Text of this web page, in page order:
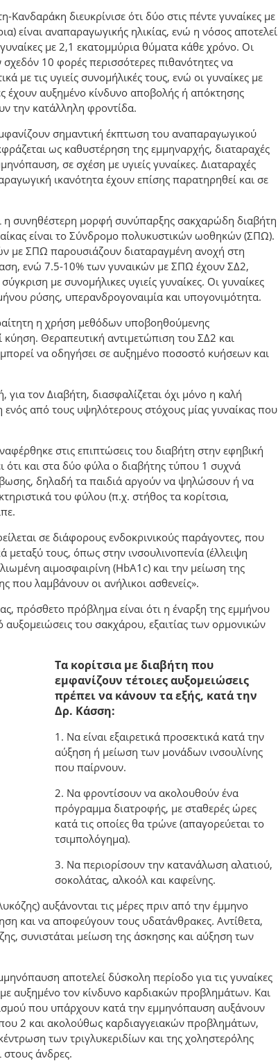
Κανδαράκη διευκρίνισε ότι δύο στις πέντε γυναίκες με
είναι αναπαραγωγικής ηλικίας, ενώ η νόσος αποτελεί
με 2,1 εκατομμύρια θύματα κάθε χρόνο. Οι
10 φορές περισσότερες πιθανότητες να
με τις υγιείς συνομήλικές τους, ενώ οι γυναίκες με
έχουν αυξημένο κίνδυνο αποβολής ή απόκτησης
την κατάλληλη φροντίδα.
σημαντική έκπτωση του αναπαραγωγικού
ως καθυστέρηση της εμμηναρχής, διαταραχές
σε σχέση με υγιείς γυναίκες. Διαταραχές
ικανότητα έχουν επίσης παρατηρηθεί και σε
η συνηθέστερη μορφή συνύπαρξης σακχαρώδη διαβήτη
είναι το Σύνδρομο πολυκυστικών ωοθηκών (ΣΠΩ).
με ΣΠΩ παρουσιάζουν διαταραγμένη ανοχή στη
ενώ 7.5-10% των γυναικών με ΣΠΩ έχουν ΣΔ2,
με συνομήλικες υγιείς γυναίκες. Οι γυναίκες
ρύσης, υπερανδρογοναιμία και υπογονιμότητα.
η χρήση μεθόδων υποβοηθούμενης
Θεραπευτική αντιμετώπιση του ΣΔ2 και
να οδηγήσει σε αυξημένο ποσοστό κυήσεων και
τον Διαβήτη, διασφαλίζεται όχι μόνο η καλή
ενός από τους υψηλότερους στόχους μίας γυναίκας που
στις επιπτώσεις του διαβήτη στην εφηβική
ότι και στα δύο φύλα ο διαβήτης τύπου 1 συχνά
δηλαδή τα παιδιά αργούν να ψηλώσουν ή να
του φύλου (π.χ. στήθος τα κορίτσια,
σε διάφορους ενδοκρινικούς παράγοντες, που
μεταξύ τους, όπως στην ινσουλινοπενία (έλλειψη
αιμοσφαιρίνη (HbA1c) και την μείωση της
που λαμβάνουν οι ανήλικοι ασθενείς».
πρόσθετο πρόβλημα είναι ότι η έναρξη της εμμήνου
του σακχάρου, εξαιτίας των ορμονικών
Τα κορίτσια με διαβήτη που
εμφανίζουν τέτοιες αυξομειώσεις
πρέπει να κάνουν τα εξής, κατά την
Δρ. Κάσση:
1. Να είναι εξαιρετικά προσεκτικά κατά την
αύξηση ή μείωση των μονάδων ινσουλίνης
που παίρνουν.
2. Να φροντίσουν να ακολουθούν ένα
πρόγραμμα διατροφής, με σταθερές ώρες
κατά τις οποίες θα τρώνε (απαγορεύεται το
τσιμπολόγημα).
3. Να περιορίσουν την κατανάλωση αλατιού,
σοκολάτας, αλκοόλ και καφεΐνης.
αυξάνονται τις μέρες πριν από την έμμηνο
και να αποφεύγουν τους υδατάνθρακες. Αντίθετα,
συνιστάται μείωση της άσκησης και αύξηση των
αποτελεί δύσκολη περίοδο για τις γυναίκες
αυξημένο τον κίνδυνο καρδιακών προβλημάτων. Και
που υπάρχουν κατά την εμμηνόπαυση αυξάνουν
2 και ακολούθως καρδιαγγειακών προβλημάτων,
των τριγλυκεριδίων και της χοληστερόλης
στους άνδρες.